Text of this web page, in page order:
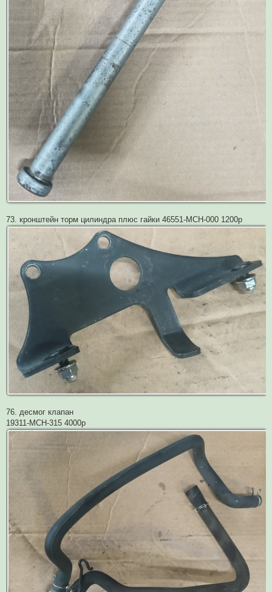
73. кронштейн торм цилиндра плюс гайки 46551-MCH-000 1200р
76. десмог клапан
19311-MCH-315 4000р